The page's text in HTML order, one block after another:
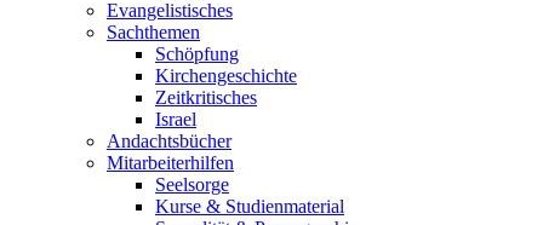
Evangelistisches
Sachthemen
Schöpfung
Kirchengeschichte
Zeitkritisches
Israel
Andachtsbücher
Mitarbeiterhilfen
Seelsorge
Kurse & Studienmaterial